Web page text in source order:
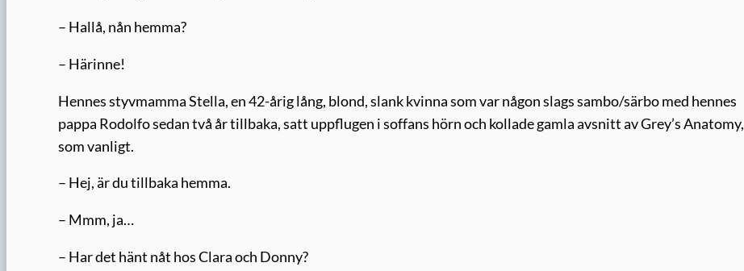
– Hallå, nån hemma?
– Härinne!
Hennes styvmamma Stella, en 42-årig lång, blond, slank kvinna som var någon slags sambo/särbo med hennes
pappa Rodolfo sedan två år tillbaka, satt uppflugen i soffans hörn och kollade gamla avsnitt av Grey’s Anatomy,
som vanligt.
– Hej, är du tillbaka hemma.
– Mmm, ja…
– Har det hänt nåt hos Clara och Donny?